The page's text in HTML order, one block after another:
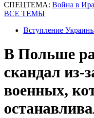
СПЕЦТЕМА: Война в
ВСЕ ТЕМЫ
Вступление
В Польше
скандал из-
военных,